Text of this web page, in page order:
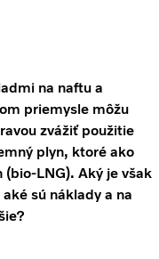
na naftu a
priemysle môžu
zvážiť použitie
plyn, ktoré ako
LNG). Aký je však
sú náklady a na